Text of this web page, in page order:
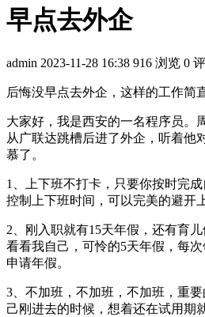
早点去外企
admin 2023-11-28 16:38 916 浏览 0
后悔没早点去外企，这样的工作简
大家好，我是西安的一名程序员。
从广联达跳槽后进了外企，听着他
慕了。
1、上下班不打卡，只要你按时完
控制上下班时间，可以完美的避开
2、刚入职就有15天年假，还有育
看看我自己，可怜的5天年假，每
申请年假。
3、不加班，不加班，不加班，重
己刚进去的时候，想着还在试用期